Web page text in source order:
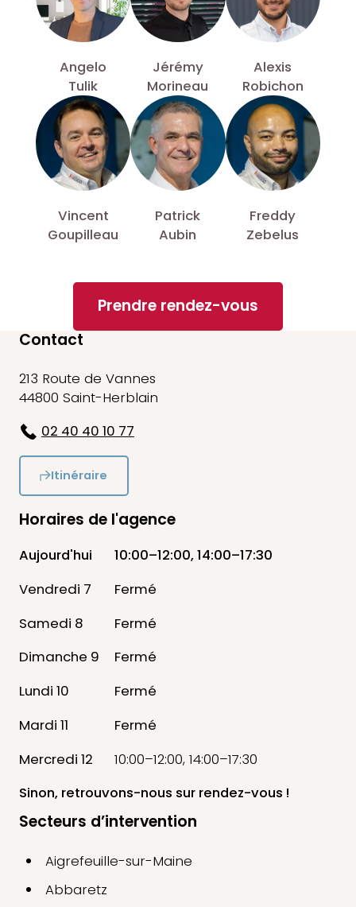
Angelo
Tulik
Jérémy
Morineau
Alexis
Robichon
Vincent
Goupilleau
Patrick
Aubin
Freddy
Zebelus
Prendre rendez-vous
Contact
213 Route de Vannes
44800 Saint-Herblain
02 40 40 10 77
Itinéraire
Horaires de l'agence
Aujourd'hui
10:00–12:00, 14:00–17:30
Vendredi 7
Fermé
Samedi 8
Fermé
Dimanche 9
Fermé
Lundi 10
Fermé
Mardi 11
Fermé
Mercredi 12
10:00–12:00, 14:00–17:30
Sinon, retrouvons-nous sur rendez-vous !
Secteurs d’intervention
Aigrefeuille-sur-Maine
Abbaretz